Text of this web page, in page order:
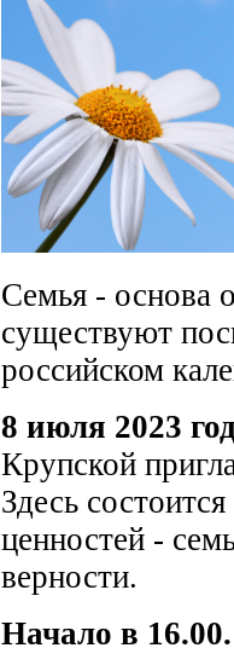
Семья - основа
существуют
российском
8 июля 2023
Крупской
Здесь
ценностей -
верности.
Начало в 16.00.